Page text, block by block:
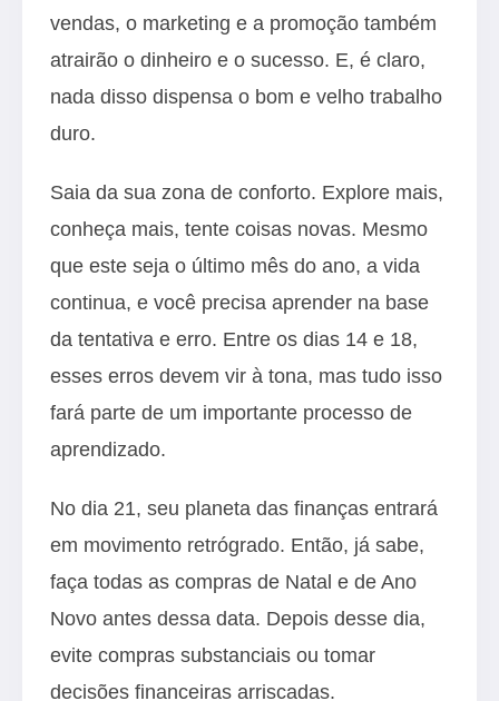
vendas, o marketing e a promoção também
atrairão o dinheiro e o sucesso. E, é claro,
nada disso dispensa o bom e velho trabalho
duro.
Saia da sua zona de conforto. Explore mais,
conheça mais, tente coisas novas. Mesmo
que este seja o último mês do ano, a vida
continua, e você precisa aprender na base
da tentativa e erro. Entre os dias 14 e 18,
esses erros devem vir à tona, mas tudo isso
fará parte de um importante processo de
aprendizado.
No dia 21, seu planeta das finanças entrará
em movimento retrógrado. Então, já sabe,
faça todas as compras de Natal e de Ano
Novo antes dessa data. Depois desse dia,
evite compras substanciais ou tomar
decisões financeiras arriscadas.